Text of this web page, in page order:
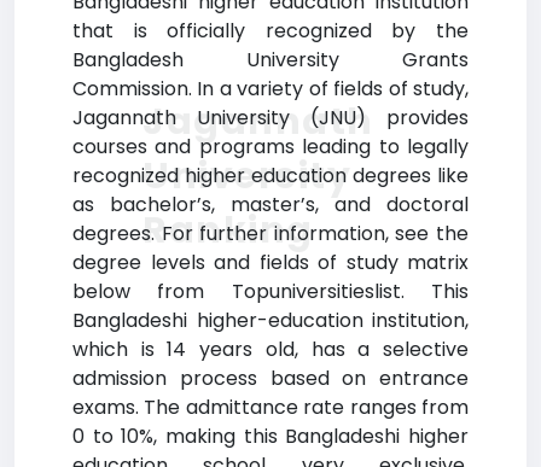
that is officially recognized by the
Bangladesh University Grants
Commission. In a variety of fields of study,
Jagannath University (JNU) provides
courses and programs leading to legally
recognized higher education degrees like
as bachelor’s, master’s, and doctoral
degrees. For further information, see the
degree levels and fields of study matrix
below from Topuniversitieslist. This
Bangladeshi higher-education institution,
which is 14 years old, has a selective
admission process based on entrance
exams. The admittance rate ranges from
0 to 10%, making this Bangladeshi higher
Jagannath
University
Ranking